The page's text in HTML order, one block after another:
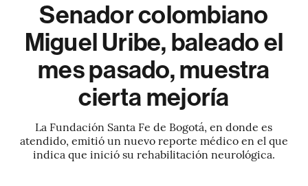
Senador colombiano
Miguel Uribe, baleado el
mes pasado, muestra
cierta mejoría
La Fundación Santa Fe de Bogotá, en donde es
atendido, emitió un nuevo reporte médico en el que
indica que inició su rehabilitación neurológica.